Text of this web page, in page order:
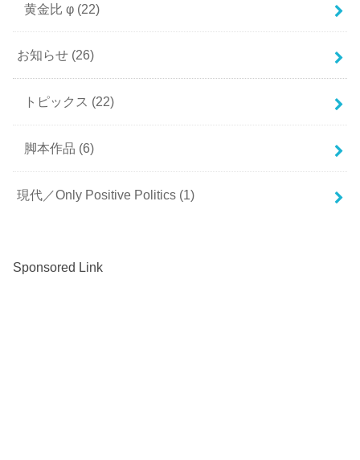
黄金比 φ (22)
お知らせ (26)
トピックス (22)
脚本作品 (6)
現代／Only Positive Politics (1)
Sponsored Link